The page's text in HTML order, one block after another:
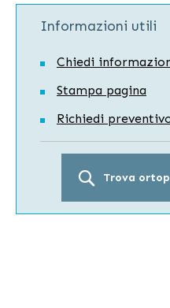
Informazioni utili
Chiedi
Stampa pagina
Richiedi
Trova